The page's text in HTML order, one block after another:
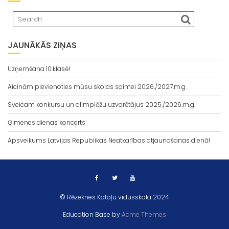
JAUNĀKĀS ZIŅAS
Uzņemšana 10.klasē!
Aicinām pievienoties mūsu skolas saimei 2026./2027.m.g.
Sveicam konkursu un olimpiāžu uzvarētājus 2025./2026.m.g.
Ģimenes dienas koncerts
Apsveikums Latvijas Republikas Neatkarības atjaunošanas dienā!
© Rēzeknes Katoļu vidusskola 2024
Education Base byAcme Themes